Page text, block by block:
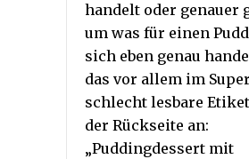
handelt oder genauer
um was für einen
sich eben genau
das vor allem im
schlecht lesbare
der Rückseite an:
„Puddingdessert mit